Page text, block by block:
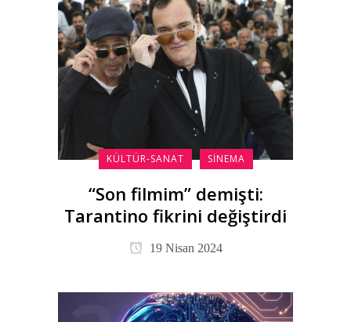
KÜLTÜR-SANAT SINEMA
“Son filmim” demişti:
Tarantino fikrini değiştirdi
19 Nisan 2024